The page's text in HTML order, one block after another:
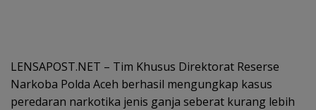
LENSAPOST.NET – Tim Khusus Direktorat Reserse
Narkoba Polda Aceh berhasil mengungkap kasus
peredaran narkotika jenis ganja seberat kurang lebih